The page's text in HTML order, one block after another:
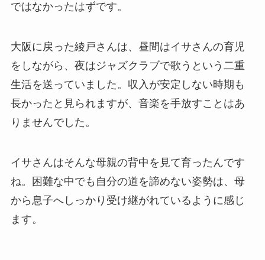
ではなかったはずです。
大阪に戻った綾戸さんは、昼間はイサさんの育児
をしながら、夜はジャズクラブで歌うという二重
生活を送っていました。収入が安定しない時期も
長かったと見られますが、音楽を手放すことはあ
りませんでした。
イサさんはそんな母親の背中を見て育ったんです
ね。困難な中でも自分の道を諦めない姿勢は、母
から息子へしっかり受け継がれているように感じ
ます。